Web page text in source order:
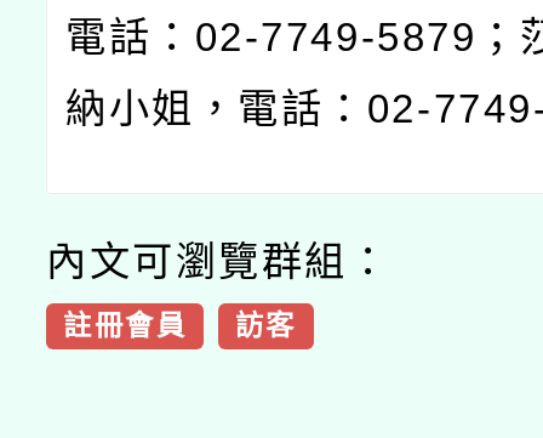
電話： 02-7749-5879 ；
納小姐，電話： 02-
內文可瀏覽群組：
註冊會員 訪客